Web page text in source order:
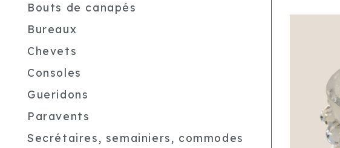
Bouts de canapés
Bureaux
Chevets
Consoles
Gueridons
Paravents
Secrétaires, semainiers, commodes